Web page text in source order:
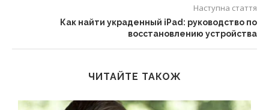
Наступна стаття
Как найти украденный iPad: руководство по
восстановлению устройства
ЧИТАЙТЕ ТАКОЖ